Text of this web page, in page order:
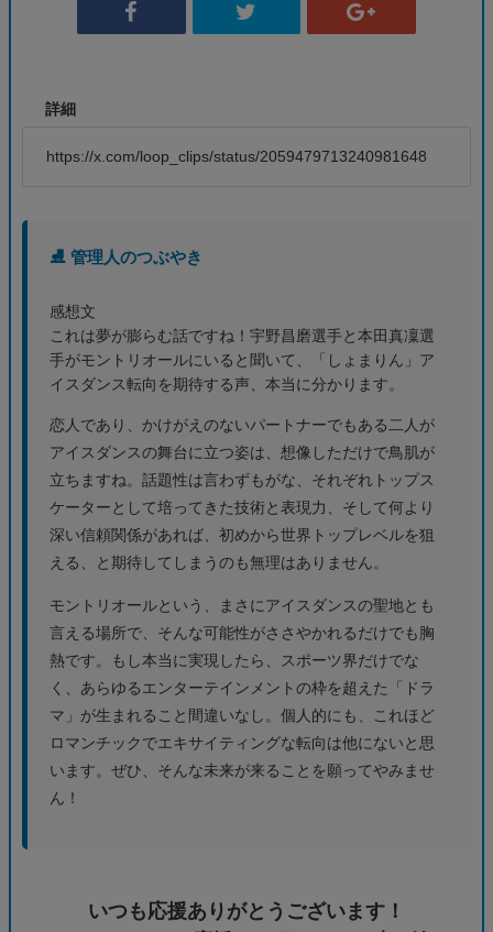
詳細
https://x.com/loop_clips/status/2059479713240981648
⛸️ 管理人のつぶやき
感想文
これは夢が膨らむ話ですね！宇野昌磨選手と本田真凜選
手がモントリオールにいると聞いて、「しょまりん」ア
イスダンス転向を期待する声、本当に分かります。
恋人であり、かけがえのないパートナーでもある二人が
アイスダンスの舞台に立つ姿は、想像しただけで鳥肌が
立ちますね。話題性は言わずもがな、それぞれトップス
ケーターとして培ってきた技術と表現力、そして何より
深い信頼関係があれば、初めから世界トップレベルを狙
える、と期待してしまうのも無理はありません。
モントリオールという、まさにアイスダンスの聖地とも
言える場所で、そんな可能性がささやかれるだけでも胸
熱です。もし本当に実現したら、スポーツ界だけでな
く、あらゆるエンターテインメントの枠を超えた「ドラ
マ」が生まれること間違いなし。個人的にも、これほど
ロマンチックでエキサイティングな転向は他にないと思
います。ぜひ、そんな未来が来ることを願ってやみませ
ん！
いつも応援ありがとうございます！